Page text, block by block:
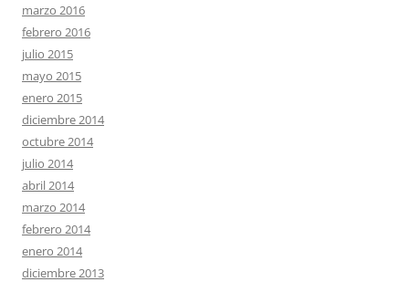
marzo 2016
febrero 2016
julio 2015
mayo 2015
enero 2015
diciembre 2014
octubre 2014
julio 2014
abril 2014
marzo 2014
febrero 2014
enero 2014
diciembre 2013